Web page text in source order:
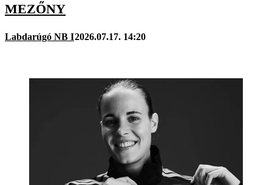
MEZŐNY
Labdarúgó NB I2026.07.17. 14:20